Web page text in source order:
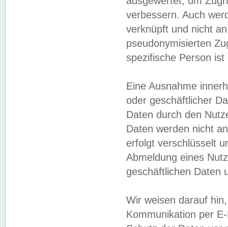
verbessern. Auch
verknüpft und nicht
pseudonymisierten
spezifische Person
Eine Ausnahme
oder geschäftlicher
Daten durch den
Daten werden nicht
erfolgt verschlüsselt
Abmeldung eines
geschäftlichen Daten
Wir weisen darauf
Kommunikation per